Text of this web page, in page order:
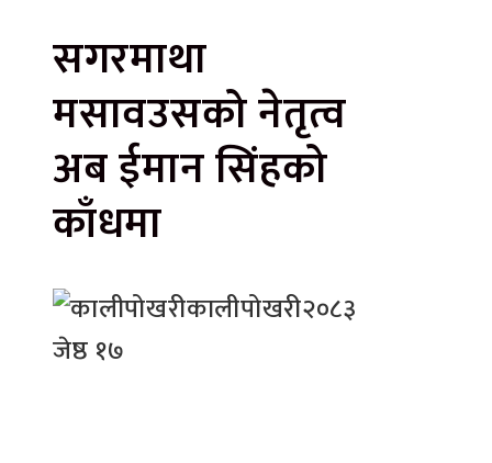
सगरमाथा
मसावउसको नेतृत्व
अब ईमान सिंहको
काँधमा
कालीपोखरी२०८३
जेष्ठ १७